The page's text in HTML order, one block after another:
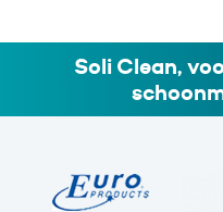
Soli Clean,